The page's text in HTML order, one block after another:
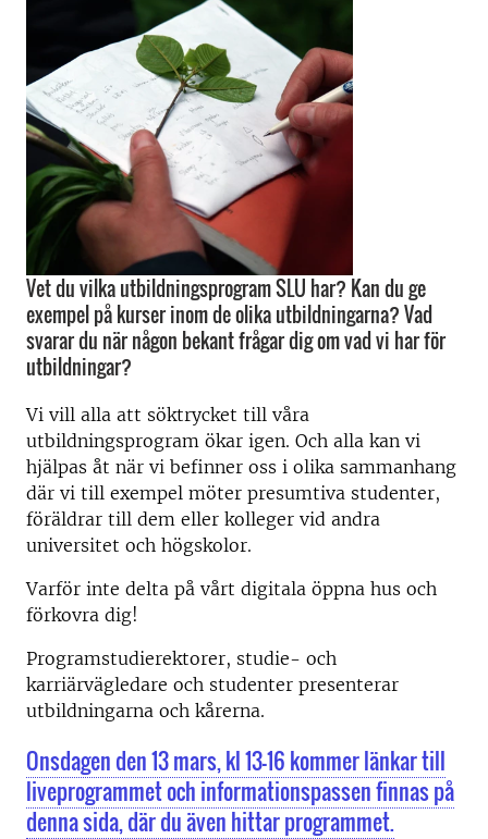
Vet du vilka utbildningsprogram SLU har? Kan du ge
exempel på kurser inom de olika utbildningarna? Vad
svarar du när någon bekant frågar dig om vad vi har för
utbildningar?
Vi vill alla att söktrycket till våra
utbildningsprogram ökar igen. Och alla kan vi
hjälpas åt när vi befinner oss i olika sammanhang
där vi till exempel möter presumtiva studenter,
föräldrar till dem eller kolleger vid andra
universitet och högskolor.
Varför inte delta på vårt digitala öppna hus och
förkovra dig!
Programstudierektorer, studie- och
karriärvägledare och studenter presenterar
utbildningarna och kårerna.
Onsdagen den 13 mars, kl 13-16 kommer länkar till
liveprogrammet och informationspassen finnas på
denna sida, där du även hittar programmet.